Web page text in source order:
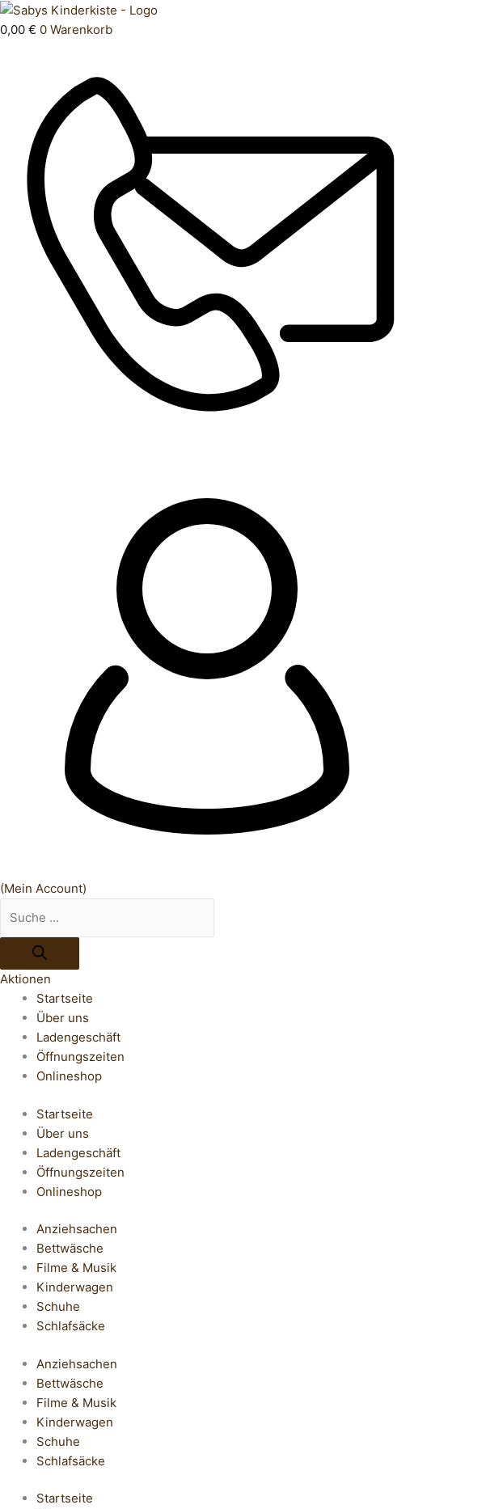
Zum
Inhalt
0,00 € 0 Warenkorb
(Mein Account)
Products
search
Aktionen
Startseite
Über uns
Ladengeschäft
Öffnungszeiten
Onlineshop
Startseite
Über uns
Ladengeschäft
Öffnungszeiten
Onlineshop
Anziehsachen
Bettwäsche
Filme & Musik
Kinderwagen
Schuhe
Schlafsäcke
Anziehsachen
Bettwäsche
Filme & Musik
Kinderwagen
Schuhe
Schlafsäcke
Startseite
Hose
lang